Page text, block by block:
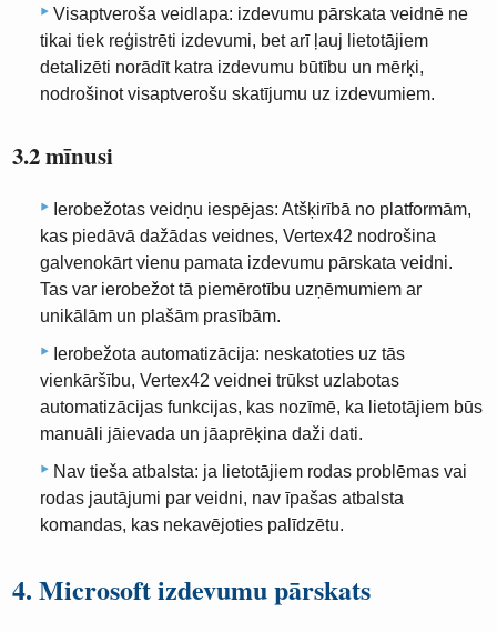
Visaptveroša veidlapa: izdevumu pārskata veidnē ne
tikai tiek reģistrēti izdevumi, bet arī ļauj lietotājiem
detalizēti norādīt katra izdevumu būtību un mērķi,
nodrošinot visaptverošu skatījumu uz izdevumiem.
3.2 mīnusi
Ierobežotas veidņu iespējas: Atšķirībā no platformām,
kas piedāvā dažādas veidnes, Vertex42 nodrošina
galvenokārt vienu pamata izdevumu pārskata veidni.
Tas var ierobežot tā piemērotību uzņēmumiem ar
unikālām un plašām prasībām.
Ierobežota automatizācija: neskatoties uz tās
vienkāršību, Vertex42 veidnei trūkst uzlabotas
automatizācijas funkcijas, kas nozīmē, ka lietotājiem būs
manuāli jāievada un jāaprēķina daži dati.
Nav tieša atbalsta: ja lietotājiem rodas problēmas vai
rodas jautājumi par veidni, nav īpašas atbalsta
komandas, kas nekavējoties palīdzētu.
4. Microsoft izdevumu pārskats